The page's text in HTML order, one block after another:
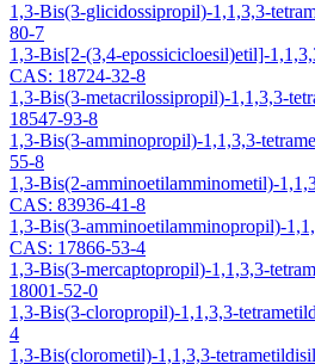
1,3-Bis(3-glicidossipropil)-1,1,3,3-
80-7
1,3-Bis[2-(3,4-epossicicloesil)etil]-
CAS: 18724-32-8
1,3-Bis(3-metacrilossipropil)-1,1,3,3-
18547-93-8
1,3-Bis(3-amminopropil)-1,1,3,3-
55-8
1,3-Bis(2-amminoetilamminometil)-
CAS: 83936-41-8
1,3-Bis(3-amminoetilamminopropil)-
CAS: 17866-53-4
1,3-Bis(3-mercaptopropil)-1,1,3,3-
18001-52-0
1,3-Bis(3-cloropropil)-1,1,3,3-
4
1,3-Bis(clorometil)-1,1,3,3-